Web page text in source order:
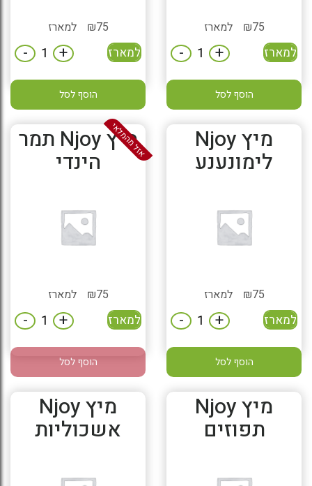
75
₪ למארז
למארז +
-
הוסף לסל
75
₪ למארז
למארז +
-
הוסף לסל
מיץ Njoy
לימונענע
75
₪ למארז
למארז +
-
הוסף לסל
אזל מהמלאי מיץ Njoy תמר
הינדי
75
₪ למארז
למארז +
-
הוסף לסל
מיץ Njoy
תפוזים
מיץ Njoy
אשכוליות